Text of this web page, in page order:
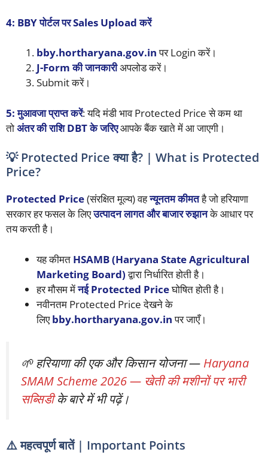
4: BBY पोर्टल पर Sales Upload करें
bby.hortharyana.gov.inपर Login करें।
J-Form की जानकारीअपलोड करें।
Submit करें।
5: मुआवजा प्राप्त करें: यदि मंडी भाव Protected Price से कम था
तोअंतर की राशि DBT के जरिएआपके बैंक खाते में आ जाएगी।
💡 Protected Price क्या है? | What is Protected
Price?
Protected Price(संरक्षित मूल्य) वहन्यूनतम कीमतहै जो हरियाणा
सरकार हर फसल के लिएउत्पादन लागत और बाजार रुझानके आधार पर
तय करती है।
यह कीमत HSAMB (Haryana State Agricultural
Marketing Board)द्वारा निर्धारित होती है।
हर मौसम मेंनई Protected Priceघोषित होती है।
नवीनतम Protected Price देखने के
लिएbby.hortharyana.gov.inपर जाएँ।
🌱 हरियाणा की एक और किसान योजना — Haryana
SMAM Scheme 2026 — खेती की मशीनों पर भारी
सब्सिडीके बारे में भी पढ़ें।
⚠️ महत्वपूर्ण बातें | Important Points